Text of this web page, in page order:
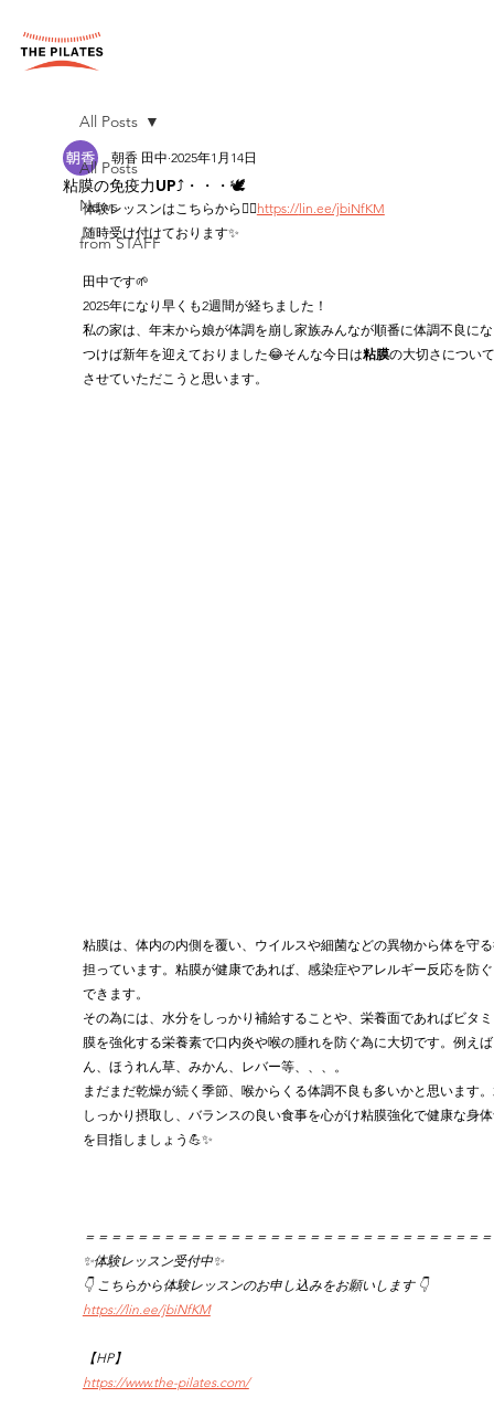
All Posts
News
from STAFF
All Posts
粘膜の免疫力UP⤴️・・・🕊️
朝香 田中 2025年1月14日
体験レッスンはこちらから💁‍♀️https://lin.ee/jbiNfKM
随時受け付けております✨
田中です🌱
2025年になり早くも2週間が経ちました！
私の家は、年末から娘が体調を崩し家族みんなが順番に体調不良に
つけば新年を迎えておりました😂そんな今日は粘膜の大切さについ
させていただこうと思います。
粘膜は、体内の内側を覆い、ウイルスや細菌などの異物から体を守
担っています。粘膜が健康であれば、感染症やアレルギー反応を防
できます。
その為には、水分をしっかり補給することや、栄養面であればビタ
膜を強化する栄養素で口内炎や喉の腫れを防ぐ為に大切です。例え
ん、ほうれん草、みかん、レバー等、、、。
まだまだ乾燥が続く季節、喉からくる体調不良も多いかと思います
しっかり摂取し、バランスの良い食事を心がけ粘膜強化で健康な身
を目指しましょう💪✨
＝＝＝＝＝＝＝＝＝＝＝＝＝＝＝＝＝＝＝＝＝＝＝＝＝＝＝＝＝＝
✨体験レッスン受付中✨
👇 こちらから体験レッスンのお申し込みをお願いします 👇
https://lin.ee/jbiNfKM
【HP】
https://www.the-pilates.com/